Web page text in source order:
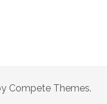
Compete Themes.